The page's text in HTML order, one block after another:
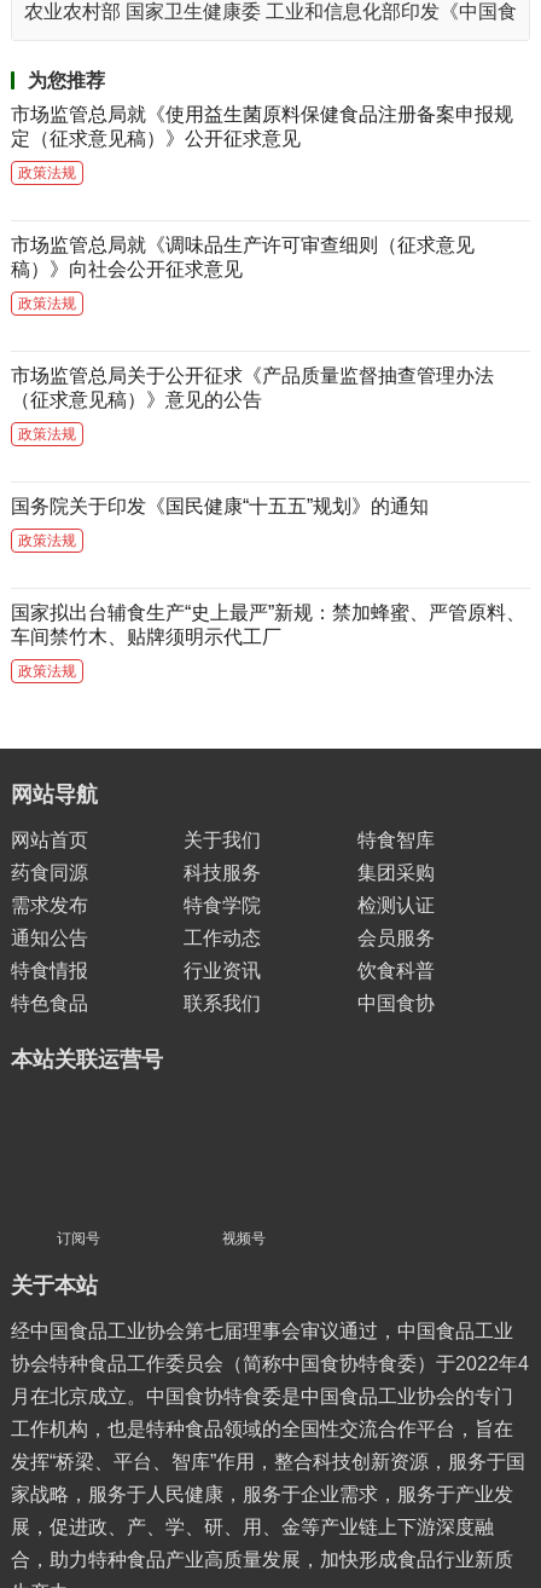
农业农村部 国家卫生健康委 工业和信息化部印发《中国食
为您推荐
市场监管总局就《使用益生菌原料保健食品注册备案申报规
定（征求意见稿）》公开征求意见
政策法规
市场监管总局就《调味品生产许可审查细则（征求意见
稿）》向社会公开征求意见
政策法规
市场监管总局关于公开征求《产品质量监督抽查管理办法
（征求意见稿）》意见的公告
政策法规
国务院关于印发《国民健康“十五五”规划》的通知
政策法规
国家拟出台辅食生产“史上最严”新规：禁加蜂蜜、严管原料、
车间禁竹木、贴牌须明示代工厂
政策法规
网站导航
网站首页 关于我们
特食智库
药食同源
科技服务
集团采购
需求发布
特食学院
检测认证
通知公告
工作动态
会员服务
特食情报
行业资讯
饮食科普
特色食品
联系我们 中国食协
本站关联运营号
订阅号 视频号
关于本站
经中国食品工业协会第七届理事会审议通过，中国食品工业
协会特种食品工作委员会（简称中国食协特食委）于2022年4
月在北京成立。中国食协特食委是中国食品工业协会的专门
工作机构，也是特种食品领域的全国性交流合作平台，旨在
发挥“桥梁、平台、智库”作用，整合科技创新资源，服务于国
家战略，服务于人民健康，服务于企业需求，服务于产业发
展，促进政、产、学、研、用、金等产业链上下游深度融
合，助力特种食品产业高质量发展，加快形成食品行业新质